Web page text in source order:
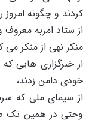
کردند و چگونه امروز
از ستاد امربه
منکر نهی از منکر می
از خبرگزاری هایی
خودی دامن زدند،
از سیمای ملی که
وحتی در همین تک